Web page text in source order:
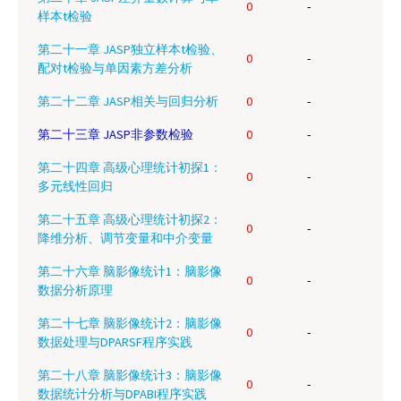
样本t检验
0 -
第二十一章 JASP独立样本t检验、
配对t检验与单因素方差分析
0 -
第二十二章 JASP相关与回归分析 0 -
第二十三章 JASP非参数检验 0 -
第二十四章 高级心理统计初探1：
多元线性回归
0 -
第二十五章 高级心理统计初探2：
降维分析、调节变量和中介变量
0 -
第二十六章 脑影像统计1：脑影像
数据分析原理
0 -
第二十七章 脑影像统计2：脑影像
数据处理与DPARSF程序实践
0 -
第二十八章 脑影像统计3：脑影像
数据统计分析与DPABI程序实践
0 -